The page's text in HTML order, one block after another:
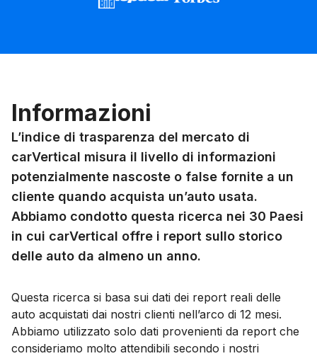
Informazioni
L’indice di trasparenza del mercato di
carVertical misura il livello di informazioni
potenzialmente nascoste o false fornite a un
cliente quando acquista un’auto usata.
Abbiamo condotto questa ricerca nei 30 Paesi
in cui carVertical offre i report sullo storico
delle auto da almeno un anno.
Questa ricerca si basa sui dati dei report reali delle
auto acquistati dai nostri clienti nell’arco di 12 mesi.
Abbiamo utilizzato solo dati provenienti da report che
consideriamo molto attendibili secondo i nostri